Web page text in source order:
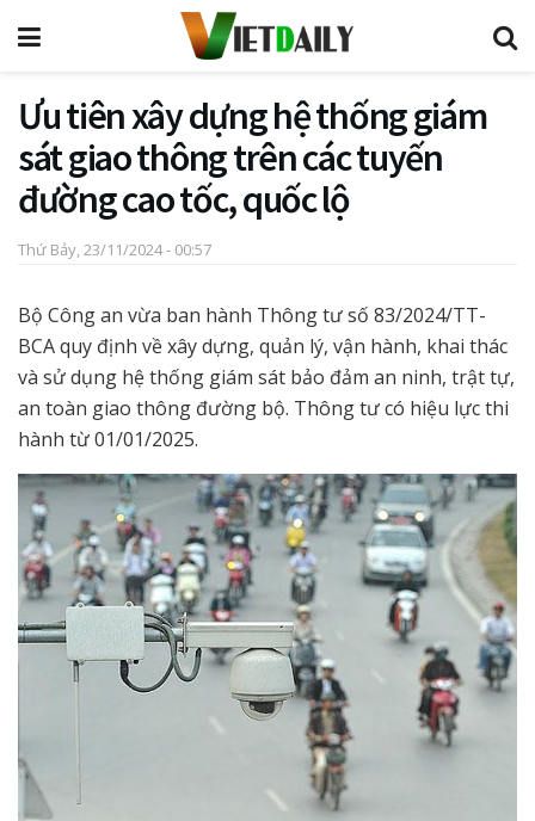
Ưu tiên xây dựng hệ thống giám
sát giao thông trên các tuyến
đường cao tốc, quốc lộ
Thứ Bảy, 23/11/2024 - 00:57
Bộ Công an vừa ban hành Thông tư số 83/2024/TT-
BCA quy định về xây dựng, quản lý, vận hành, khai thác
và sử dụng hệ thống giám sát bảo đảm an ninh, trật tự,
an toàn giao thông đường bộ. Thông tư có hiệu lực thi
hành từ 01/01/2025.